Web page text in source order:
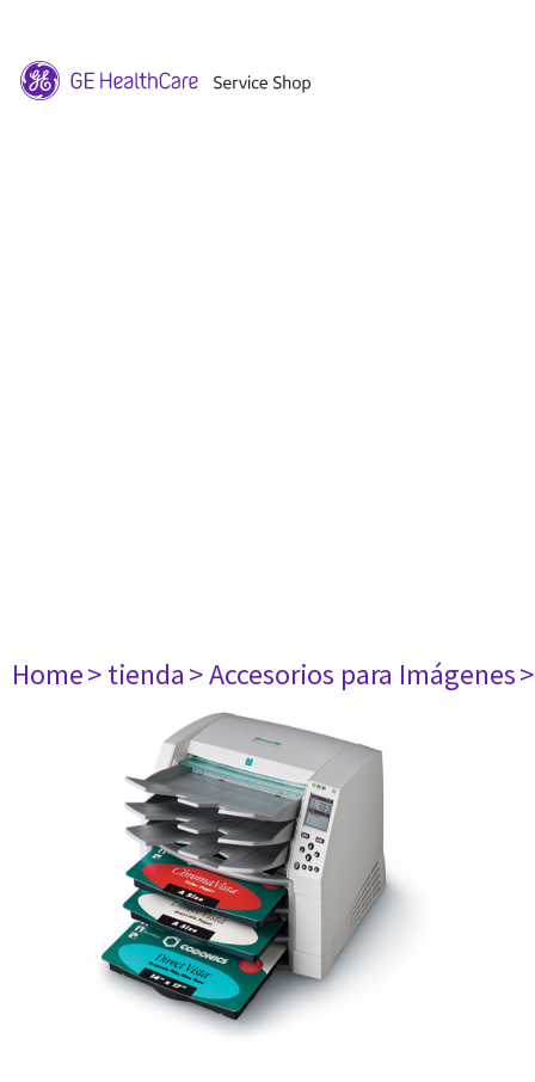
Home> tienda> Accesorios para Imágenes